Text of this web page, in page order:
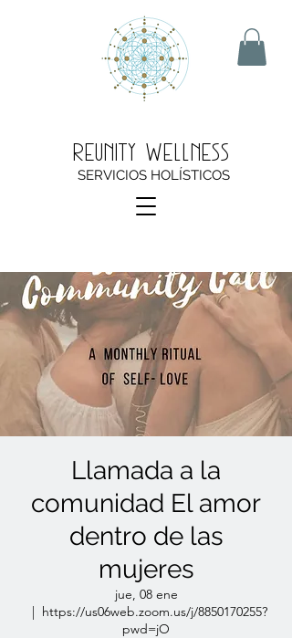
Reunity Wellness
SERVICIOS HOLÍSTICOS
Llamada a la
comunidad El amor
dentro de las
mujeres
jue, 08 ene
  |
https://us06web.zoom.us/j/8850170255?
pwd=jO